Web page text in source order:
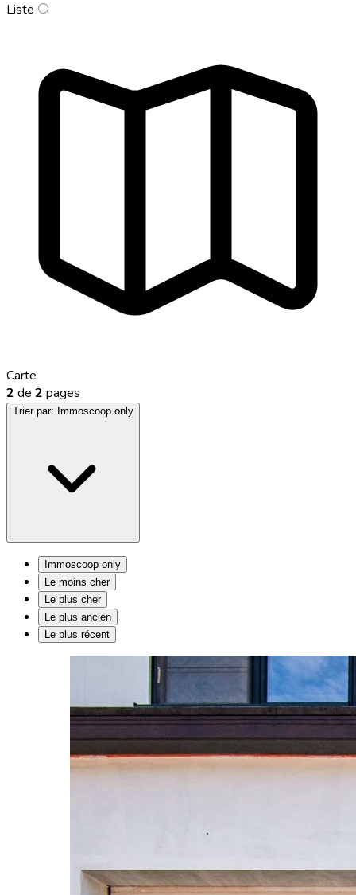
Liste
Carte
2 de 2 pages
Trier par: Immoscoop only
Immoscoop only
Le moins cher
Le plus cher
Le plus ancien
Le plus récent